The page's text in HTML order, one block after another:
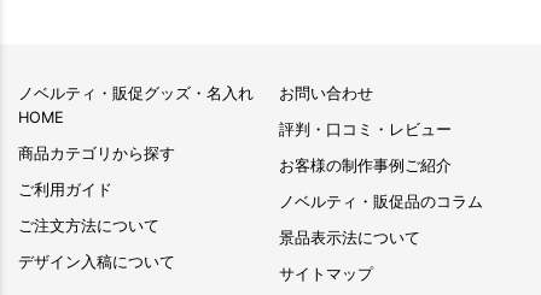
ノベルティ・販促グッズ・名入れ
HOME
商品カテゴリから探す
ご利用ガイド
ご注文方法について
デザイン入稿について
お問い合わせ
評判・口コミ・レビュー
お客様の制作事例ご紹介
ノベルティ・販促品のコラム
景品表示法について
サイトマップ